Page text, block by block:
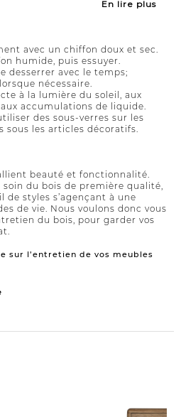
En lire plus
avec un chiffon doux et sec.
humide, puis essuyer.
desserrer avec le temps;
nécessaire.
à la lumière du soleil, aux
accumulations de liquide.
des sous-verres sur les
sous les articles décoratifs.
beauté et fonctionnalité.
soin du bois de première qualité,
de styles s’agençant à une
de vie. Nous voulons donc vous
du bois, pour garder vos
sur l’entretien de vos meubles